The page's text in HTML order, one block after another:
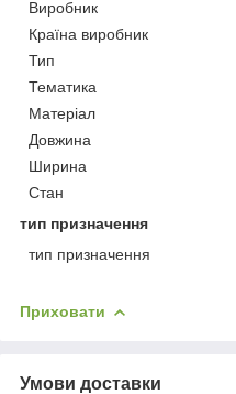
Виробник
Країна виробник
Тип
Тематика
Матеріал
Довжина
Ширина
Стан
тип призначення
тип призначення
Приховати
Умови доставки